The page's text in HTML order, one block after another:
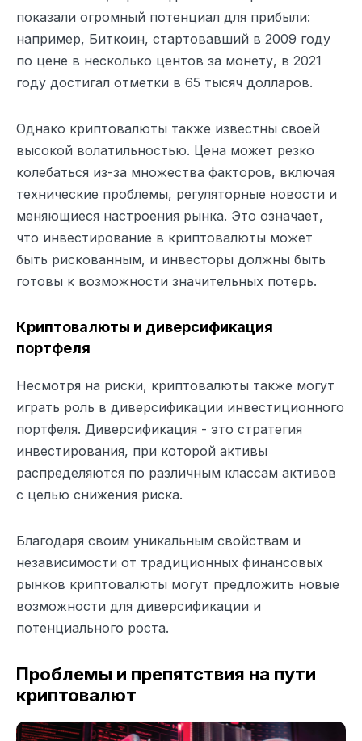
показали огромный потенциал для прибыли:
например, Биткоин, стартовавший в 2009 году
по цене в несколько центов за монету, в 2021
году достигал отметки в 65 тысяч долларов.
Однако криптовалюты также известны своей
высокой волатильностью. Цена может резко
колебаться из-за множества факторов, включая
технические проблемы, регуляторные новости и
меняющиеся настроения рынка. Это означает,
что инвестирование в криптовалюты может
быть рискованным, и инвесторы должны быть
готовы к возможности значительных потерь.
Криптовалюты и диверсификация
портфеля
Несмотря на риски, криптовалюты также могут
играть роль в диверсификации инвестиционного
портфеля. Диверсификация - это стратегия
инвестирования, при которой активы
распределяются по различным классам активов
с целью снижения риска.
Благодаря своим уникальным свойствам и
независимости от традиционных финансовых
рынков криптовалюты могут предложить новые
возможности для диверсификации и
потенциального роста.
Проблемы и препятствия на пути
криптовалют